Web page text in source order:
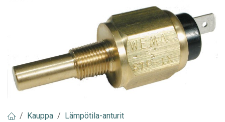
Kauppa
Lämpötila-anturit